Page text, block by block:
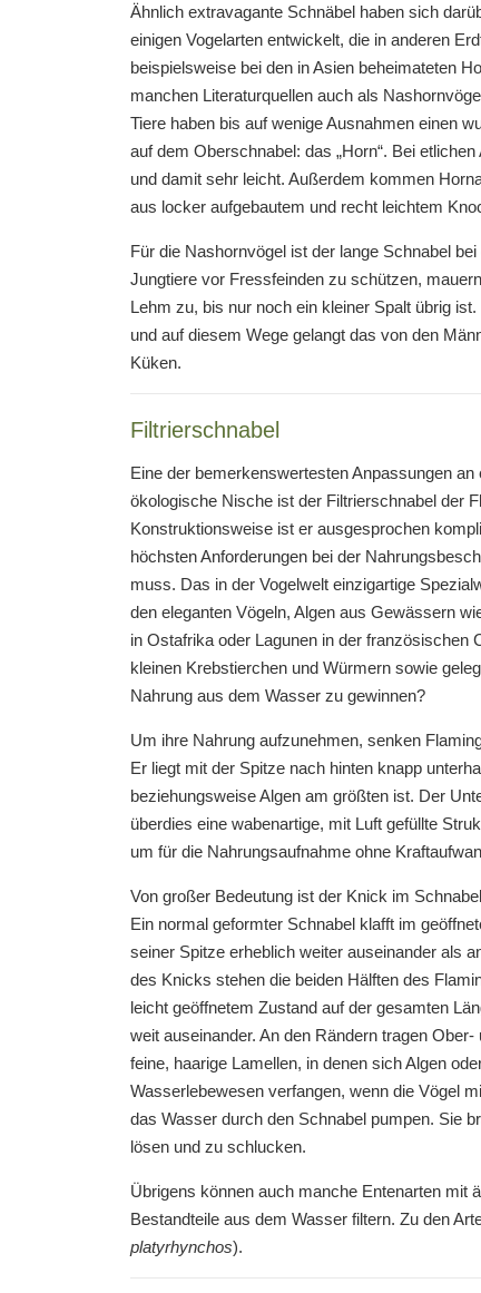
Ähnlich extravagante Schnäbel haben sich
einigen Vogelarten entwickelt, die in anderen
beispielsweise bei den in Asien beheimateten
manchen Literaturquellen auch als
Tiere haben bis auf wenige Ausnahmen einen
auf dem Oberschnabel: das „Horn“. Bei
und damit sehr leicht. Außerdem kommen
aus locker aufgebautem und recht leichtem
Für die Nashornvögel ist der lange Schnabel
Jungtiere vor Fressfeinden zu schützen,
Lehm zu, bis nur noch ein kleiner Spalt übrig
und auf diesem Wege gelangt das von den
Küken.
Filtrierschnabel
Eine der bemerkenswertesten Anpassungen an
ökologische Nische ist der Filtrierschnabel der
Konstruktionsweise ist er ausgesprochen
höchsten Anforderungen bei der
muss. Das in der Vogelwelt einzigartige
den eleganten Vögeln, Algen aus Gewässern
in Ostafrika oder Lagunen in der französischen
kleinen Krebstierchen und Würmern sowie
Nahrung aus dem Wasser zu gewinnen?
Um ihre Nahrung aufzunehmen, senken
Er liegt mit der Spitze nach hinten knapp
beziehungsweise Algen am größten ist. Der
überdies eine wabenartige, mit Luft gefüllte
um für die Nahrungsaufnahme ohne
Von großer Bedeutung ist der Knick im
Ein normal geformter Schnabel klafft im
seiner Spitze erheblich weiter auseinander als
des Knicks stehen die beiden Hälften des
leicht geöffnetem Zustand auf der gesamten
weit auseinander. An den Rändern tragen
feine, haarige Lamellen, in denen sich Algen
Wasserlebewesen verfangen, wenn die Vögel
das Wasser durch den Schnabel pumpen. Sie
lösen und zu schlucken.
Übrigens können auch manche Entenarten mit
Bestandteile aus dem Wasser filtern. Zu den
platyrhynchos).